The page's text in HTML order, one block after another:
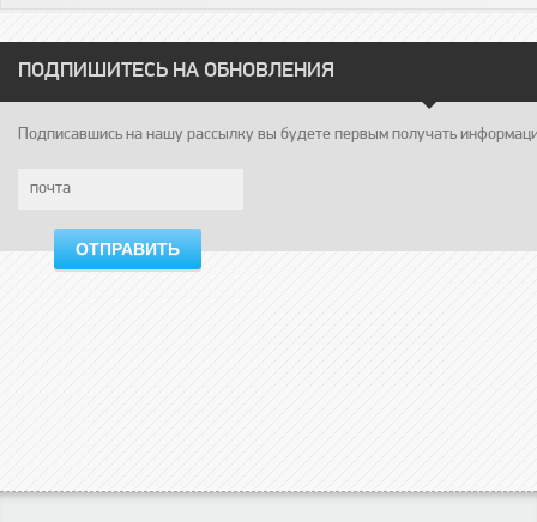
ПОДПИШИТЕСЬ НА ОБНОВЛЕНИЯ
Подписавшись на нашу рассылку вы будете первым получать
ОТПРАВИТЬ